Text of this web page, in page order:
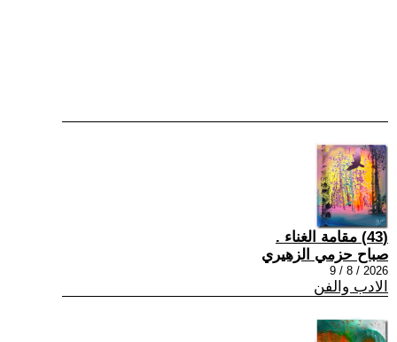
(43) مقامة الغناء .
صباح حزمي الزهيري
2026 / 8 / 9
الادب والفن